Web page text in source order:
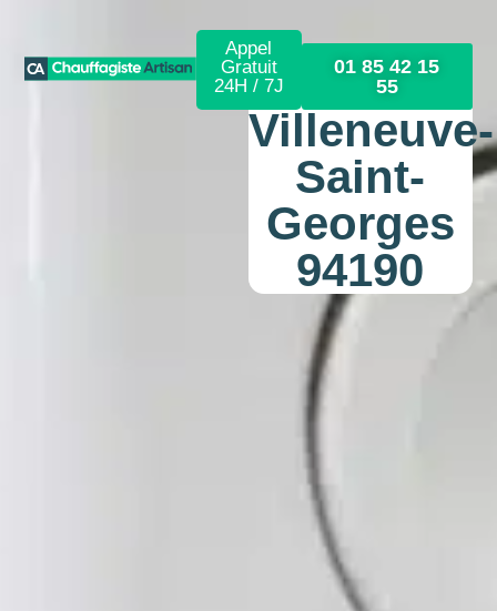
Appel
Gratuit
24H / 7J
01 85 42 15
55
Villeneuve-
Saint-
Georges
94190